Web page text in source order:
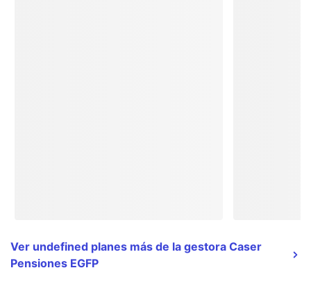
Ver undefined planes más de la gestora Caser
Pensiones EGFP